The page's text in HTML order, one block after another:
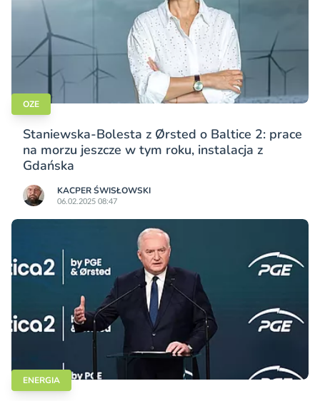
OZE
Staniewska-Bolesta z Ørsted o Baltice 2: prace
na morzu jeszcze w tym roku, instalacja z
Gdańska
KACPER ŚWISŁO­WSKI
06.02.2025 08:47
ENERGIA